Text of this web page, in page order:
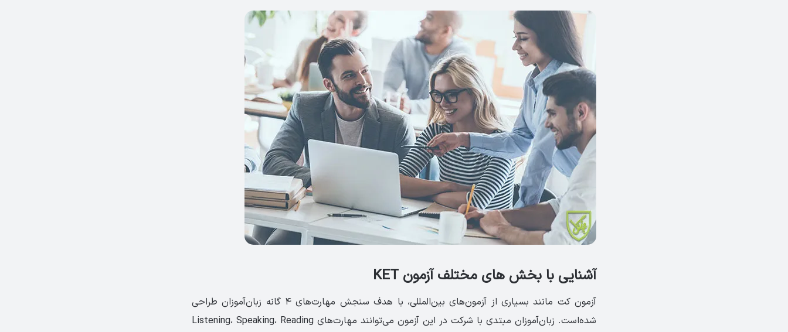
آشنایی با بخش‌ های مختلف آزمون KET
آزمون کت مانند بسیاری از آزمون‌های بین‌المللی، با هدف سنجش مهارت‌های ۴ گانه زبان‌آموزان طراحی
شده‌است. زبان‌آموزان مبتدی با شرکت در این آزمون می‌توانند مهارت‌های Listening، Speaking، Reading